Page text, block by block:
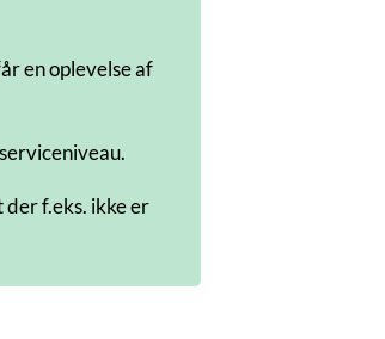
en oplevelse af
f.eks. ikke er